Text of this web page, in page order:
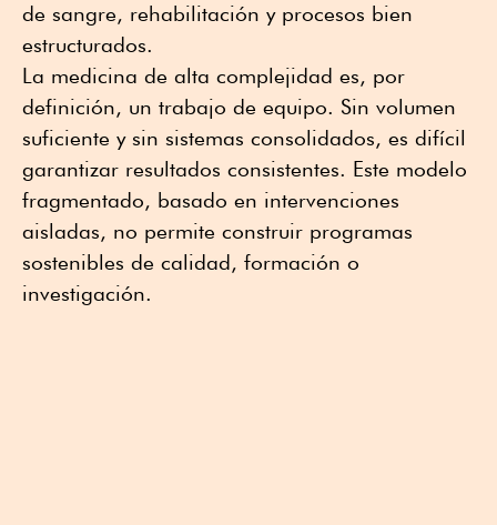
de sangre, rehabilitación y procesos bien
estructurados.
La medicina de alta complejidad es, por
definición, un trabajo de equipo. Sin volumen
suficiente y sin sistemas consolidados, es difícil
garantizar resultados consistentes. Este modelo
fragmentado, basado en intervenciones
aisladas, no permite construir programas
sostenibles de calidad, formación o
investigación.